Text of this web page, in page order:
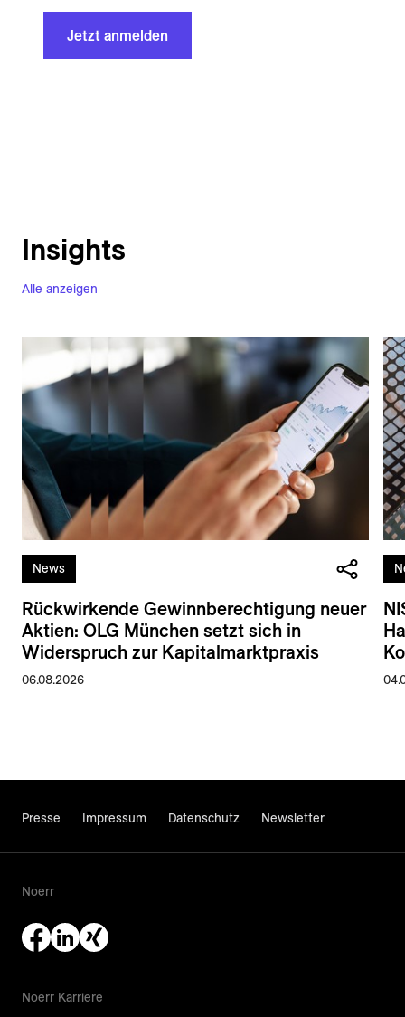
Jetzt anmelden
Alle anzeigen
Insights
News
Rückwirkende Gewinnberechtigung neuer
Aktien: OLG München setzt sich in
Widerspruch zur Kapitalmarktpraxis
06.08.2026
Presse Impressum Datenschutz Newsletter
Noerr
Noerr Karriere